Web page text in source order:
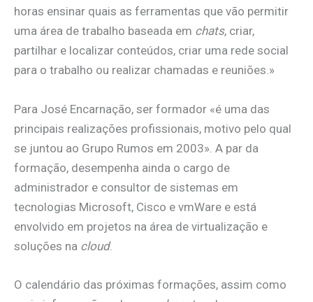
horas ensinar quais as ferramentas que vão permitir
uma área de trabalho baseada em chats, criar,
partilhar e localizar conteúdos, criar uma rede social
para o trabalho ou realizar chamadas e reuniões.»
Para José Encarnação, ser formador «é uma das
principais realizações profissionais, motivo pelo qual
se juntou ao Grupo Rumos em 2003». A par da
formação, desempenha ainda o cargo de
administrador e consultor de sistemas em
tecnologias Microsoft, Cisco e vmWare e está
envolvido em projetos na área de virtualização e
soluções na cloud.
O calendário das próximas formações, assim como